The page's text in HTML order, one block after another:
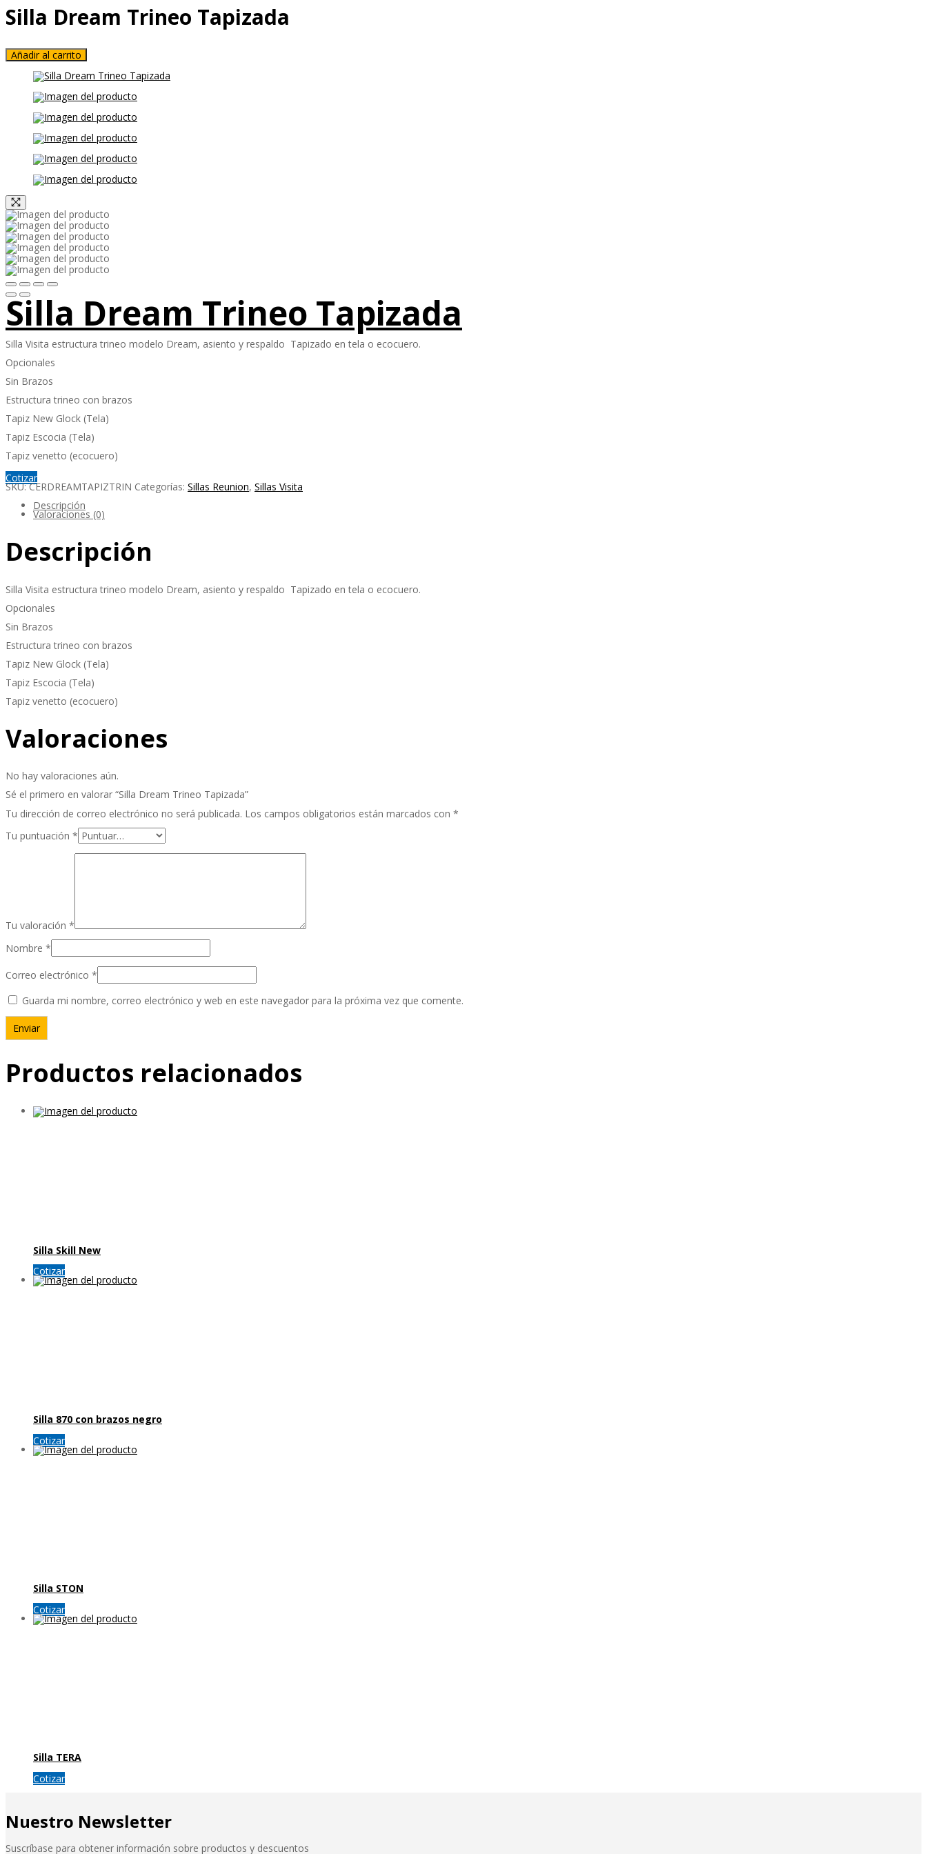
Silla Dream Trineo Tapizada
Añadir al carrito
Silla Dream Trineo Tapizada
Silla Visita estructura trineo modelo Dream, asiento y respaldo Tapizado en tela o ecocuero.
Opcionales
Sin Brazos
Estructura trineo con brazos
Tapiz New Glock (Tela)
Tapiz Escocia (Tela)
Tapiz venetto (ecocuero)
Cotizar
SKU:CERDREAMTAPIZTRIN Categorías: Sillas Reunion, Sillas Visita
Descripción
Valoraciones (0)
Descripción
Silla Visita estructura trineo modelo Dream, asiento y respaldo Tapizado en tela o ecocuero.
Opcionales
Sin Brazos
Estructura trineo con brazos
Tapiz New Glock (Tela)
Tapiz Escocia (Tela)
Tapiz venetto (ecocuero)
Valoraciones
No hay valoraciones aún.
Sé el primero en valorar “Silla Dream Trineo Tapizada”
Tu dirección de correo electrónico no será publicada. Los campos obligatorios están marcados con *
Tu puntuación *
Tu valoración *
Nombre *
Correo electrónico *
Guarda mi nombre, correo electrónico y web en este navegador para la próxima vez que comente.
Productos relacionados
Silla Skill New
Cotizar
Silla 870 con brazos negro
Cotizar
Silla STON
Cotizar
Silla TERA
Cotizar
Nuestro Newsletter
Suscríbase para obtener información sobre productos y descuentos